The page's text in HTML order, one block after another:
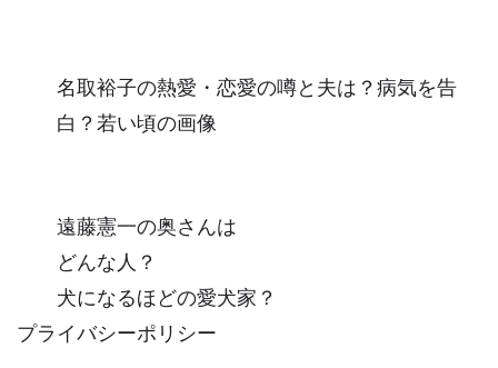
名取裕子の熱愛・恋愛の噂と夫は？病気を告
白？若い頃の画像
遠藤憲一の奥さんは
どんな人？
犬になるほどの愛犬家？
プライバシーポリシー